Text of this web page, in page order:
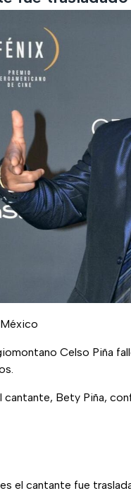
Celso Piña
cantante, Bety Piña,
el cantante fue